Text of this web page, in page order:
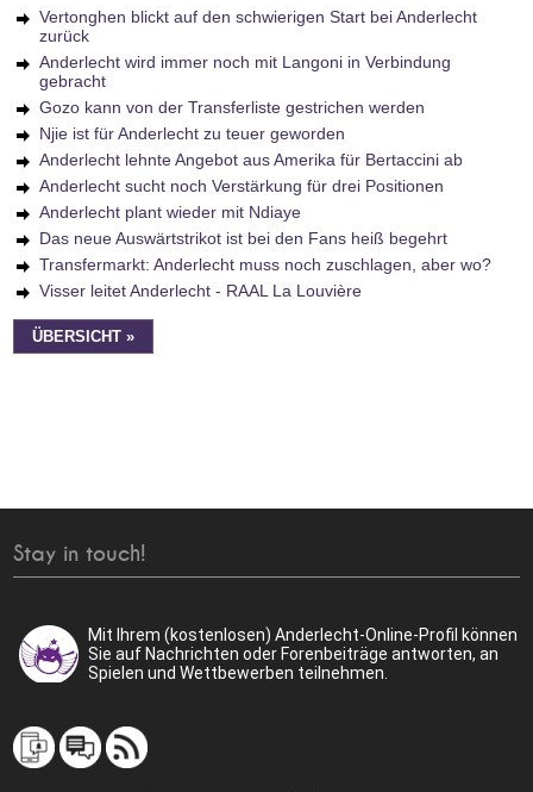
Vertonghen blickt auf den schwierigen Start bei Anderlecht
zurück
Anderlecht wird immer noch mit Langoni in Verbindung
gebracht
Gozo kann von der Transferliste gestrichen werden
Njie ist für Anderlecht zu teuer geworden
Anderlecht lehnte Angebot aus Amerika für Bertaccini ab
Anderlecht sucht noch Verstärkung für drei Positionen
Anderlecht plant wieder mit Ndiaye
Das neue Auswärtstrikot ist bei den Fans heiß begehrt
Transfermarkt: Anderlecht muss noch zuschlagen, aber wo?
Visser leitet Anderlecht - RAAL La Louvière
ÜBERSICHT »
Stay in touch!
Mit Ihrem (kostenlosen) Anderlecht-Online-Profil können
Sie auf Nachrichten oder Forenbeiträge antworten, an
Spielen und Wettbewerben teilnehmen.